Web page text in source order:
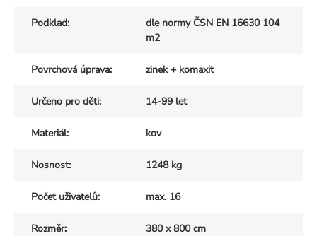
Podklad:
dle normy ČSN EN 16630 104
m2
Povrchová úprava: zinek + komaxit
Určeno pro děti: 14-99 let
Materiál: kov
Nosnost: 1248 kg
Počet uživatelů: max. 16
Rozměr: 380 x 800 cm